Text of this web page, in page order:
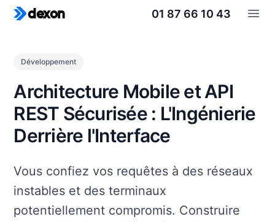
dexon 01 87 66 10 43
Développement
Architecture Mobile et API
REST Sécurisée : L'Ingénierie
Derrière l'Interface
Vous confiez vos requêtes à des réseaux
instables et des terminaux
potentiellement compromis. Construire